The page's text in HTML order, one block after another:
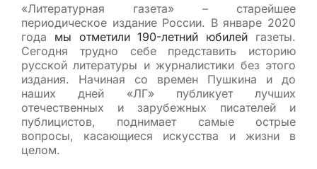
«Литературная газета» – старейшее
периодическое издание России. В январе 2020
года мы отметили 190-летний юбилей газеты.
Сегодня трудно себе представить историю
русской литературы и журналистики без этого
издания. Начиная со времен Пушкина и до
наших дней «ЛГ» публикует лучших
отечественных и зарубежных писателей и
публицистов, поднимает самые острые
вопросы, касающиеся искусства и жизни в
целом.